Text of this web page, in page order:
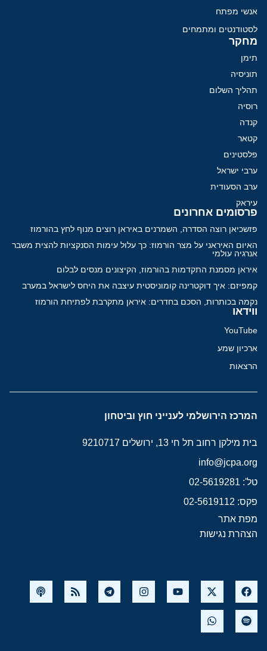
אנשי מפתח
לסטודנטים ומתמחים
מחקר
תימן
תוניסיה
תהליך השלום
רוסיה
קנדה
קטאר
פלסטינים
ערבי ישראל
ערב הסעודית
עיראק
פרסומים אחרונים
פזשכיאן רוצה הסדרה, השמרנים באיראן רוצים מנוף לחץ בהורמוז
האיום האיראני על מצר הורמוז: כך עלול עימות הסנקציות להצית משבר
אנרגיה עולמי
איראן מסמנת התקדמות בהורמוז, הקיצונים מנסים לבלום
קמפיזם: איך דוקטרינה קומוניסטית עיצבה את היחס לישראל במערב
נקמה בכותרות, הסכם בחדרים: איראן מתקרבת לפתיחת הורמוז
ווידאו
YouTube
ארכיון שמע
הרצאות
המרכז הירושלמי לענייני חוץ וביטחון
בית מילקן רחוב תל חי 13, ירושלים 9210717
info@jcpa.org
טל': 02-5619281
פקס: 02-5619112
מפת אתר
הצהרת נגישות